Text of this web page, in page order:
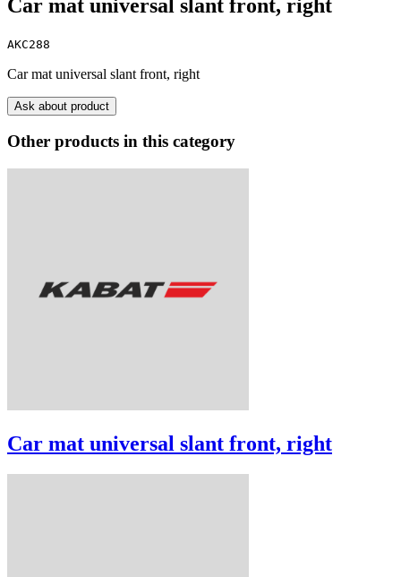
Car mat universal slant front, right
AKC288
Car mat universal slant front, right
Ask about product
Other products in this category
Car mat universal slant front, right